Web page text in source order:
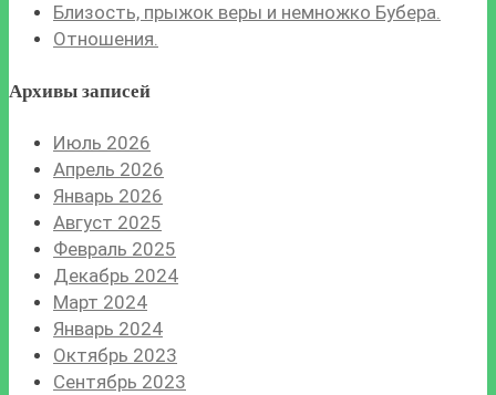
Близость, прыжок веры и немножко Бубера.
Отношения.
Архивы записей
Июль 2026
Апрель 2026
Январь 2026
Август 2025
Февраль 2025
Декабрь 2024
Март 2024
Январь 2024
Октябрь 2023
Сентябрь 2023